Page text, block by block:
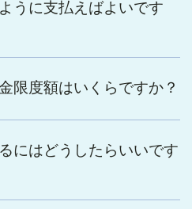
うに支払えばよいです
限度額はいくらですか？
にはどうしたらいいです